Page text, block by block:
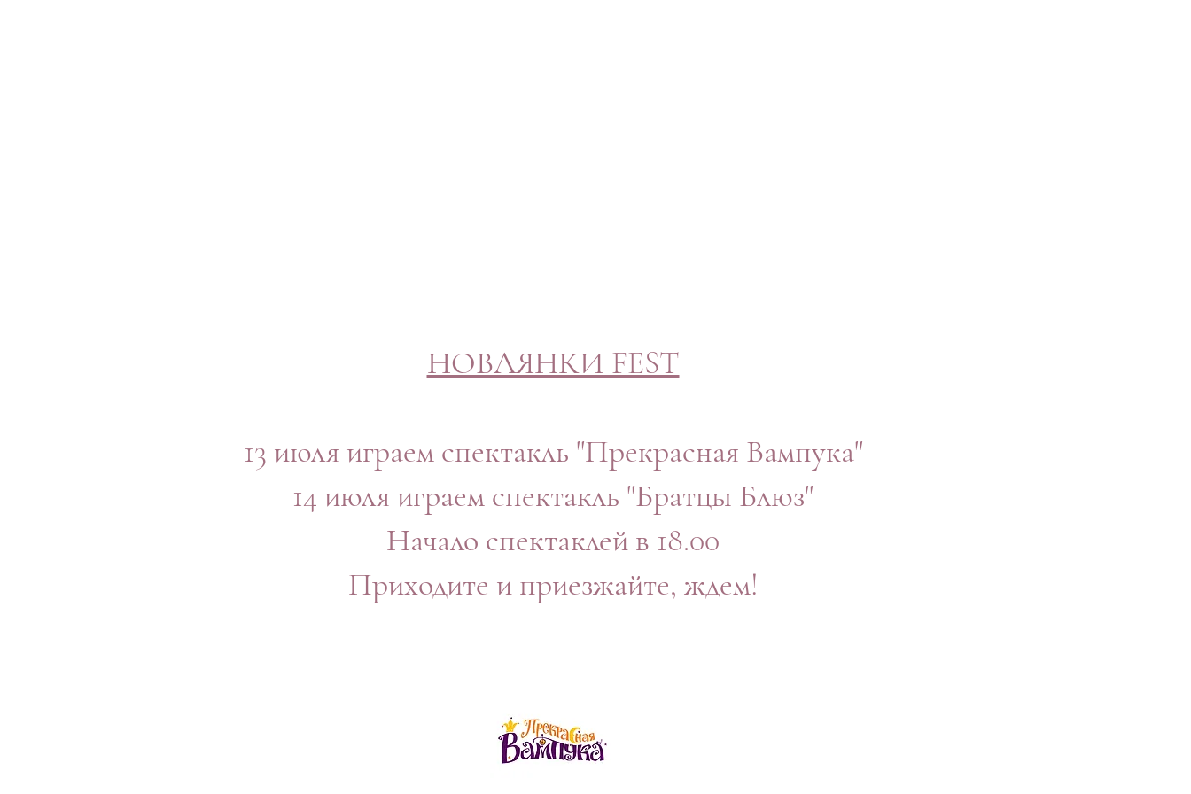
НОВЛЯНКИ FEST
13 июля играем спектакль "Прекрасная Вампука"
14 июля играем спектакль "Братцы Блюз"
Начало спектаклей в 18.00
Приходите и приезжайте, ждем!